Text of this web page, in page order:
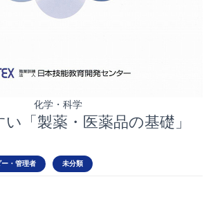
化学・科学
「製薬・医薬品の基礎」
ー・管理者 未分類